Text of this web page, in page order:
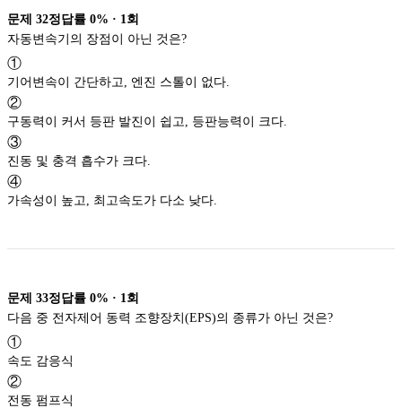
문제 32정답률 0% · 1 회
①
기어변속이 간단하고, 엔진 스톨이 없다.
②
구동력이 커서 등판 발진이 쉽고, 등판능력이 크다.
③
진동 및 충격 흡수가 크다.
④
가속성이 높고, 최고속도가 다소 낮다.
문제 33정답률 0% · 1 회
①
속도 감응식
②
전동 펌프식